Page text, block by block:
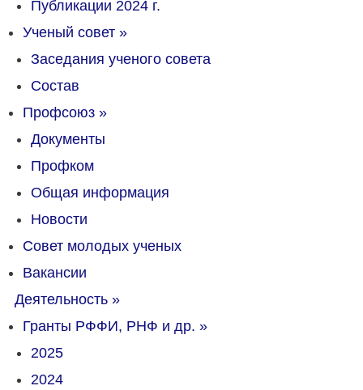
Публикации 2024 г.
Ученый совет »
Заседания ученого совета
Состав
Профсоюз »
Документы
Профком
Общая информация
Новости
Совет молодых ученых
Вакансии
Деятельность »
Гранты РФФИ, РНФ и др. »
2025
2024